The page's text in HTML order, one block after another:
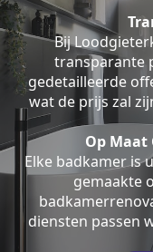
Bij
transparante
gedetailleerde
wat de prijs zal
Op Maat
Elke badkamer is
gemaakte
diensten passen